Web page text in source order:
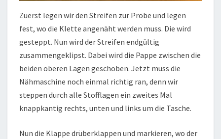
Zuerst legen wir den Streifen zur Probe und legen
fest, wo die Klette angenäht werden muss. Die wird
gesteppt. Nun wird der Streifen endgültig
zusammengeklipst. Dabei wird die Pappe zwischen die
beiden oberen Lagen geschoben. Jetzt muss die
Nähmaschine noch einmal richtig ran, denn wir
steppen durch alle Stofflagen ein zweites Mal
knappkantig rechts, unten und links um die Tasche.
Nun die Klappe drüberklappen und markieren, wo der